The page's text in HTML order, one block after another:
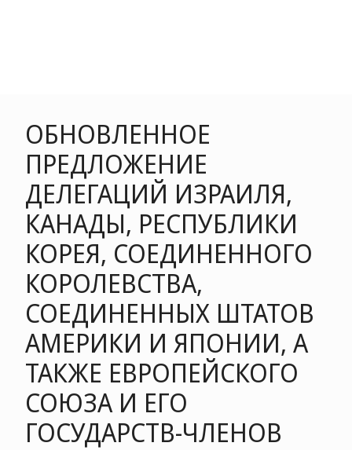
ОБНОВЛЕННОЕ
ПРЕДЛОЖЕНИЕ
ДЕЛЕГАЦИЙ ИЗРАИЛЯ,
КАНАДЫ, РЕСПУБЛИКИ
КОРЕЯ, СОЕДИНЕННОГО
КОРОЛЕВСТВА,
СОЕДИНЕННЫХ ШТАТОВ
АМЕРИКИ И ЯПОНИИ, А
ТАКЖЕ ЕВРОПЕЙСКОГО
СОЮЗА И ЕГО
ГОСУДАРСТВ-ЧЛЕНОВ